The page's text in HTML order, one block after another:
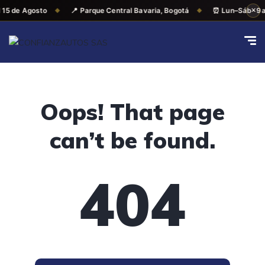
de Agosto 📍 Parque Central Bavaria, Bogotá ⏰ Lun–Sáb ·
✕
Oops! That page
can’t be found.
404